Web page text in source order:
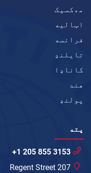
مەکسیک
اټاليه
فرانسه
تایلنډ
کاناډا
هند
پولنډ
پته
+1 205 855 3153
207 Regent Street